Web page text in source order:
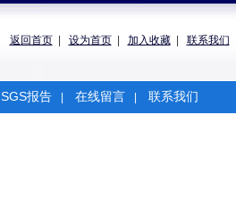
返回首页| 设为首页| 加入收藏| 联系我们
SGS报告 在线留言 联系我们